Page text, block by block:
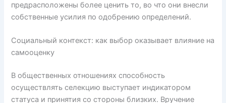
предрасположены более ценить то, во что они внесли
собственные усилия по одобрению определений.
Социальный контекст: как выбор оказывает влияние на
самооценку
В общественных отношениях способность
осуществлять селекцию выступает индикатором
статуса и принятия со стороны близких. Вручение